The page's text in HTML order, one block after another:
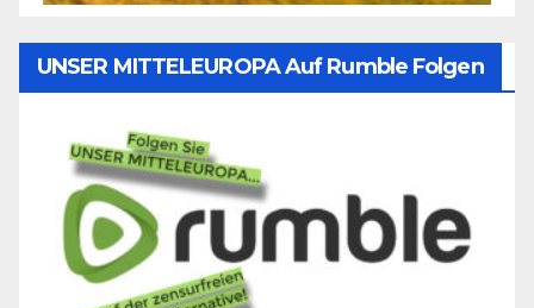
UNSER MITTELEUROPA Auf Rumble Folgen